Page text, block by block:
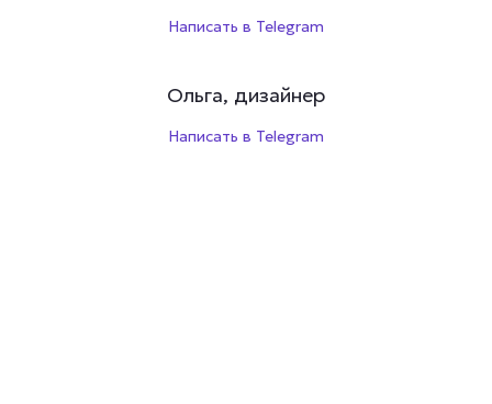
Написать в Telegram
Ольга, дизайнер
Написать в Telegram